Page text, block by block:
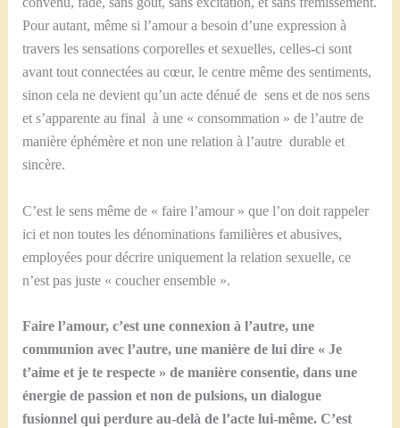
Pour autant, même si l’amour a besoin d’une expression à
travers les sensations corporelles et sexuelles, celles-ci sont
avant tout connectées au cœur, le centre même des sentiments,
sinon cela ne devient qu’un acte dénué de sens et de nos sens
et s’apparente au final à une « consommation » de l’autre de
manière éphémère et non une relation à l’autre durable et
sincère.
C’est le sens même de « faire l’amour » que l’on doit rappeler
ici et non toutes les dénominations familières et abusives,
employées pour décrire uniquement la relation sexuelle, ce
n’est pas juste « coucher ensemble ».
Faire l’amour, c’est une connexion à l’autre, une
communion avec l’autre, une manière de lui dire « Je
t’aime et je te respecte » de manière consentie, dans une
énergie de passion et non de pulsions, un dialogue
fusionnel qui perdure au-delà de l’acte lui-même. C’est